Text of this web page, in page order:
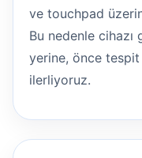
ve touchpad
Bu nedenle
yerine, önce tespit
ilerliyoruz.